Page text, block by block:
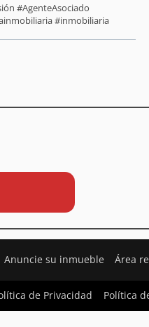
#AgenteAsociado
#inmobiliaria
Anuncie su inmueble Área
de Privacidad Política